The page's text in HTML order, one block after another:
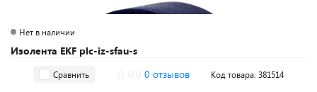
Изолента EKF plc-iz-sfau-s
Нет в наличии
Сравнить 0 отзывов Код товара: 381514